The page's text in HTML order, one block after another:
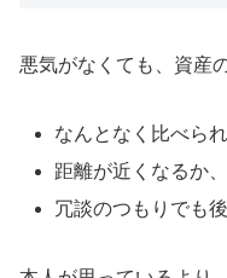
悪気がなくても、資産
なんとなく比べら
距離が近くなるか
冗談のつもりでも